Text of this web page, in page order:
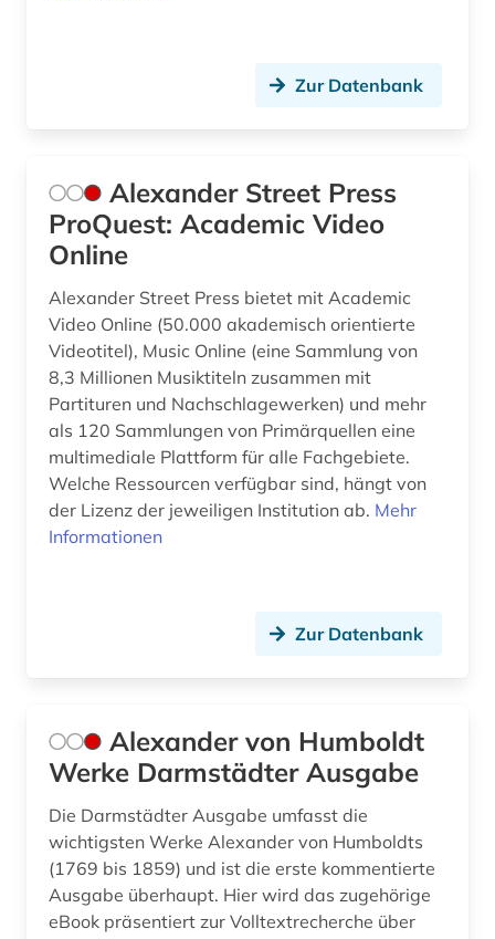
fid sozial- und kulturanthropologie (5)
filmgeschichte (1)
finnland (7)
finnlandschwedisch (1)
flandern (belgien) (1)
flandern <belgien> (1)
flucht (1)
forschungsdaten (1)
fortschrittsbericht (1)
foto (1)
Zur Datenbank
Alexander Street Press
ProQuest: Academic Video
Online
Alexander Street Press bietet mit Academic
Video Online (50.000 akademisch orientierte
Videotitel), Music Online (eine Sammlung von
8,3 Millionen Musiktiteln zusammen mit
Partituren und Nachschlagewerken) und mehr
als 120 Sammlungen von Primärquellen eine
multimediale Plattform für alle Fachgebiete.
Welche Ressourcen verfügbar sind, hängt von
der Lizenz der jeweiligen Institution ab. Mehr
Informationen
Zur Datenbank
Alexander von Humboldt
Werke Darmstädter Ausgabe
Die Darmstädter Ausgabe umfasst die
wichtigsten Werke Alexander von Humboldts
(1769 bis 1859) und ist die erste kommentierte
Ausgabe überhaupt. Hier wird das zugehörige
eBook präsentiert zur Volltextrecherche über